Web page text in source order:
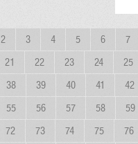
2 3 4 5 6
7
21 22 23 24
25
38 39 40 41
42
55 56 57 58
59
72 73 74 75 76